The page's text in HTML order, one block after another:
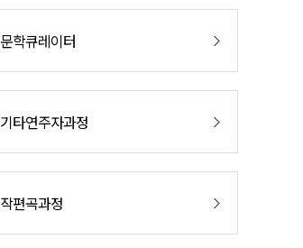
문학큐레이터
기타연주자과정
작편곡과정